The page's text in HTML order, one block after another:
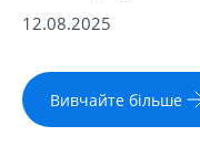
12.08.2025
Вивчайте більше